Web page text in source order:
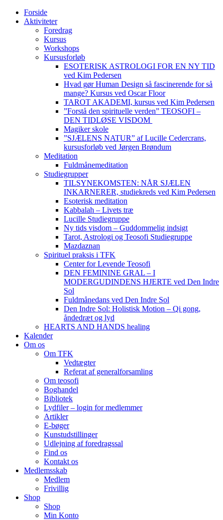
Forside
Aktiviteter
Foredrag
Kursus
Workshops
Kursusforløb
ESOTERISK ASTROLOGI FOR EN NY TID
ved Kim Pedersen
Hvad gør Human Design så fascinerende for så
mange? Kursus ved Oscar Floor
TAROT AKADEMI, kursus ved Kim Pedersen
”Forstå den spirituelle verden” TEOSOFI –
DEN TIDLØSE VISDOM
Magiker skole
”SJÆLENS NATUR” af Lucille Cedercrans,
kursusforløb ved Jørgen Brøndum
Meditation
Fuldmånemeditation
Studiegrupper
TILSYNEKOMSTEN: NÅR SJÆLEN
INKARNERER, studiekreds ved Kim Pedersen
Esoterisk meditation
Kabbalah – Livets træ
Lucille Studiegruppe
Ny tids visdom – Guddommelig indsigt
Tarot, Astrologi og Teosofi Studiegruppe
Mazdaznan
Spirituel praksis i TFK
Center for Levende Teosofi
DEN FEMININE GRAL – I
MODERGUDINDENS HJERTE ved Den Indre
Sol
Fuldmånedans ved Den Indre Sol
Den Indre Sol: Holistisk Motion – Qi gong,
åndedræt og lyd
HEARTS AND HANDS healing
Kalender
Om os
Om TFK
Vedtægter
Referat af generalforsamling
Om teosofi
Boghandel
Bibliotek
Lydfiler – login for medlemmer
Artikler
E-bøger
Kunstudstillinger
Udlejning af foredragssal
Find os
Kontakt os
Medlemsskab
Medlem
Frivillig
Shop
Shop
Min Konto